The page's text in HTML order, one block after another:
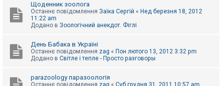
Щоденник зоолога
Останнє повідомлення Заїка Сергій « Нед березня 18, 2012
11:22 am
Додано в Зоологічний анекдот. Фіглі
День Бабака в Україні
Останнє повідомлення zag « Пон лютого 13, 2012 3:32 pm
Додано в Світле і тепле - Просто разговоры
parazoology паразоологія